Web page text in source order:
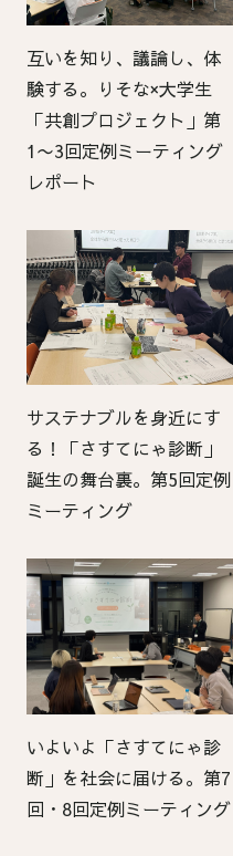
互いを知り、議論し、体
験する。りそな×大学生
「共創プロジェクト」第
1〜3回定例ミーティング
レポート
サステナブルを身近にす
る！「さすてにゃ診断」
誕生の舞台裏。第5回定例
ミーティング
いよいよ「さすてにゃ診
断」を社会に届ける。第7
回・8回定例ミーティング